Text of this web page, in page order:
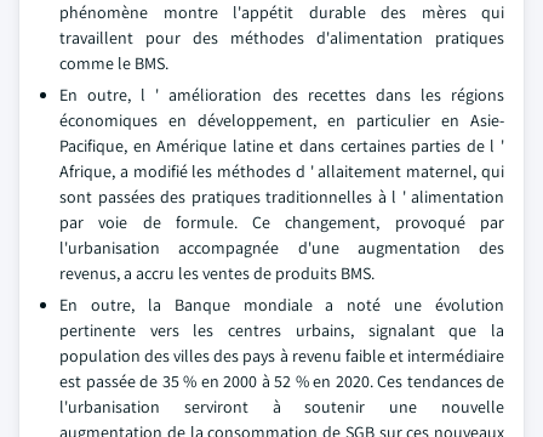
phénomène montre l'appétit durable des mères qui
travaillent pour des méthodes d'alimentation pratiques
comme le BMS.
En outre, l ' amélioration des recettes dans les régions
économiques en développement, en particulier en Asie-
Pacifique, en Amérique latine et dans certaines parties de l '
Afrique, a modifié les méthodes d ' allaitement maternel, qui
sont passées des pratiques traditionnelles à l ' alimentation
par voie de formule. Ce changement, provoqué par
l'urbanisation accompagnée d'une augmentation des
revenus, a accru les ventes de produits BMS.
En outre, la Banque mondiale a noté une évolution
pertinente vers les centres urbains, signalant que la
population des villes des pays à revenu faible et intermédiaire
est passée de 35 % en 2000 à 52 % en 2020. Ces tendances de
l'urbanisation serviront à soutenir une nouvelle
augmentation de la consommation de SGB sur ces nouveaux